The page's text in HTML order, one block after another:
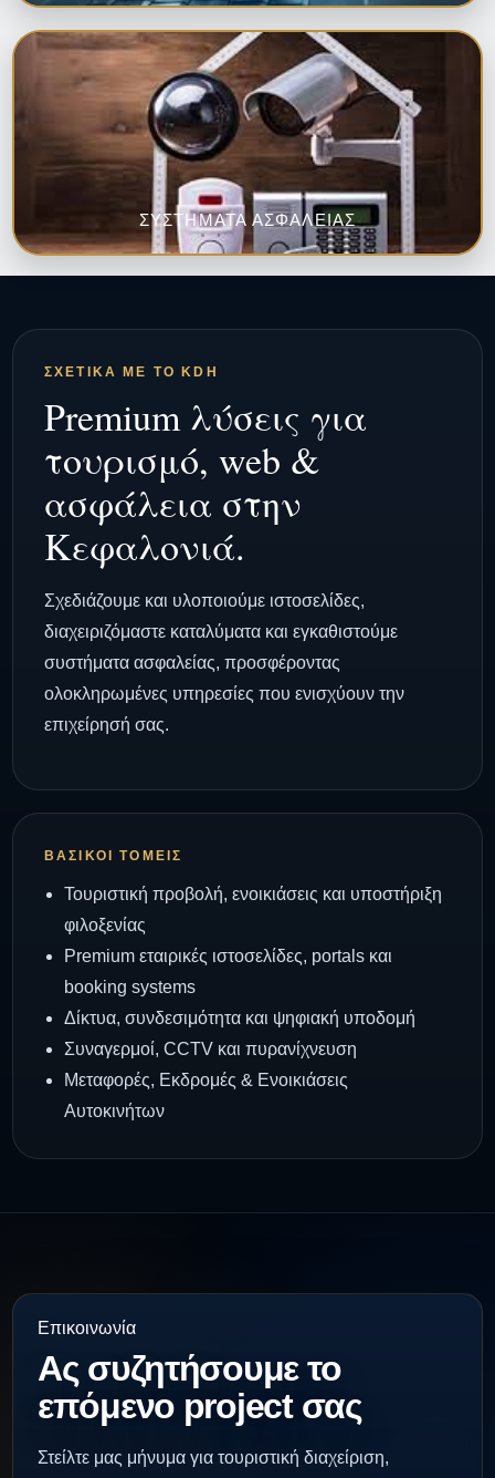
ΣΥΣΤΗΜΑΤΑ ΑΣΦΑΛΕΙΑΣ
ΣΧΕΤΙΚΆ ΜΕ ΤΟ KDH
Premium λύσεις για
τουρισμό, web &
ασφάλεια στην
Κεφαλονιά.
Σχεδιάζουμε και υλοποιούμε ιστοσελίδες,
διαχειριζόμαστε καταλύματα και εγκαθιστούμε
συστήματα ασφαλείας, προσφέροντας
ολοκληρωμένες υπηρεσίες που ενισχύουν την
επιχείρησή σας.
ΒΑΣΙΚΟΊ ΤΟΜΕΊΣ
Τουριστική προβολή, ενοικιάσεις και υποστήριξη
φιλοξενίας
Premium εταιρικές ιστοσελίδες, portals και
booking systems
Δίκτυα, συνδεσιμότητα και ψηφιακή υποδομή
Συναγερμοί, CCTV και πυρανίχνευση
Μεταφορές, Εκδρομές & Ενοικιάσεις
Αυτοκινήτων
Επικοινωνία
Ας συζητήσουμε το
επόμενο project σας
Στείλτε μας μήνυμα για τουριστική διαχείριση,